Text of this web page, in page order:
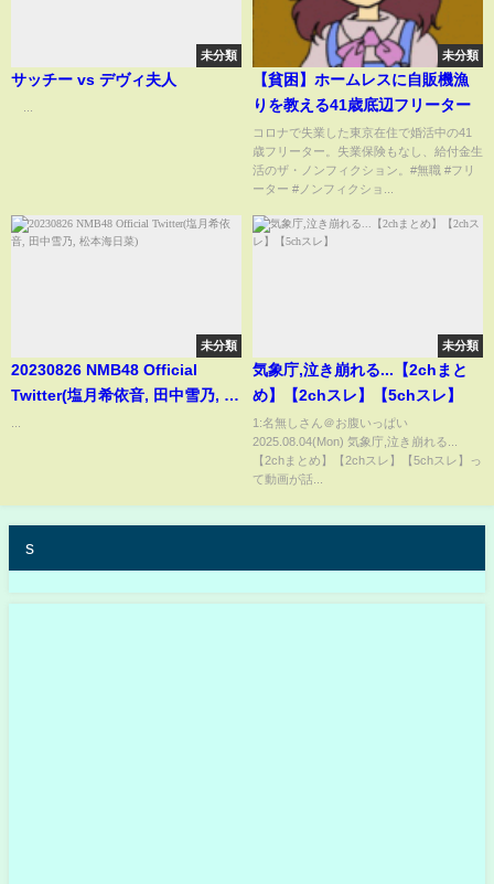
未分類
サッチー vs デヴィ夫人
未分類
【貧困】ホームレスに自販機漁
りを教える41歳底辺フリーター
コロナで失業した東京在住で婚活中の41
歳フリーター。失業保険もなし、給付金生
活のザ・ノンフィクション。#無職 #フリ
ーター #ノンフィクショ...
未分類
20230826 NMB48 Official
Twitter(塩月希依音, 田中雪乃, 松
未分類
気象庁,泣き崩れる...【2chまと
め】【2chスレ】【5chスレ】
1:名無しさん＠お腹いっぱい
2025.08.04(Mon) 気象庁,泣き崩れる...
【2chまとめ】【2chスレ】【5chスレ】っ
て動画が話...
s